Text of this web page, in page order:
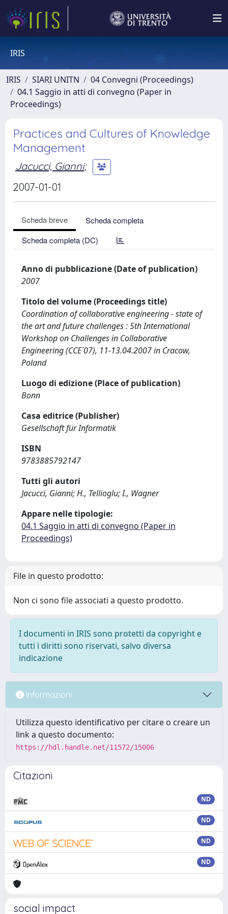
IRIS
IRIS SIARI UNITN
04 Convegni (Proceedings)
04.1 Saggio in atti di convegno (Paper in
Proceedings)
Practices and Cultures of Knowledge
Management
Jacucci, Gianni;
2007-01-01
Scheda breve
Scheda completa
Scheda completa (DC)
Anno di pubblicazione (Date of publication)
2007
Titolo del volume (Proceedings title)
Coordination of collaborative engineering - state of
the art and future challenges : 5th International
Workshop on Challenges in Collaborative
Engineering (CCE´07), 11-13.04.2007 in Cracow,
Poland
Luogo di edizione (Place of publication)
Bonn
Casa editrice (Publisher)
Gesellschaft für Informatik
ISBN
9783885792147
Tutti gli autori
Jacucci, Gianni; H., Tellioglu; I., Wagner
Appare nelle tipologie:
04.1 Saggio in atti di convegno (Paper in
Proceedings)
File in questo prodotto:
Non ci sono file associati a questo prodotto.
I documenti in IRIS sono protetti da copyright e
tutti i diritti sono riservati, salvo diversa
indicazione
Informazioni
Utilizza questo identificativo per citare o creare un
link a questo documento:
https://hdl.handle.net/11572/15006
Citazioni
ND
ND
ND
ND
social impact